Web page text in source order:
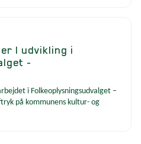
I udvikling i
-
i Folkeoplysningsudvalget –
på kommunens kultur- og